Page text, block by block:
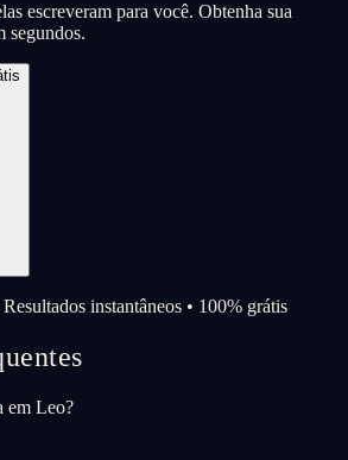
escreveram para você. Obtenha sua
segundos.
instantâneos • 100% grátis
em Leo?